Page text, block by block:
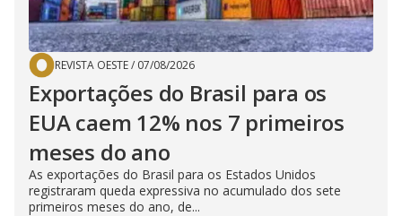
REVISTA OESTE/ 07/08/2026
Exportações do Brasil para os
EUA caem 12% nos 7 primeiros
meses do ano
As exportações do Brasil para os Estados Unidos
registraram queda expressiva no acumulado dos sete
primeiros meses do ano, de...